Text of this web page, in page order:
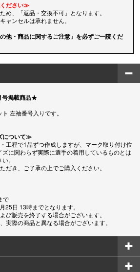
ださい≫
め、「返品・交換不可」となります。
ャンセルは承れません。
他・商品に関するご注意」を必ずご一読くだ
号掲載商品★
左袖番号入りです。
について≫
工程で1品ずつ作成しますが、マーク取り付け位
に関わらず実際に選手の着用しているものとは
。
だき、ご了承の上でご購入ください。
で
25日 13時までとなります。
び販売を終了する場合がございます。
実際の商品と異なる場合がございます。